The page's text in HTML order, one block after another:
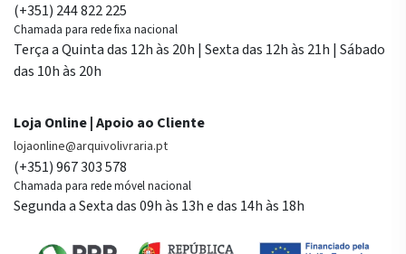
(+351) 244 822 225
Chamada para rede fixa nacional
Terça a Quinta das 12h às 20h | Sexta das 12h às 21h | Sábado
das 10h às 20h
Loja Online | Apoio ao Cliente
lojaonline@arquivolivraria.pt
(+351) 967 303 578
Chamada para rede móvel nacional
Segunda a Sexta das 09h às 13h e das 14h às 18h